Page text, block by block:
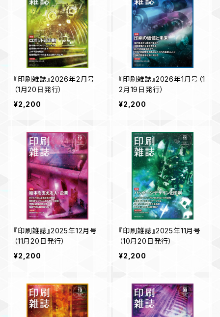
『印刷雑誌』2026年2月号
（1月20日発行）
¥2,200
『印刷雑誌』2026年1月号（1
2月19日発行）
¥2,200
『印刷雑誌』2025年12月号
（11月20日発行）
¥2,200
『印刷雑誌』2025年11月号
（10月20日発行）
¥2,200